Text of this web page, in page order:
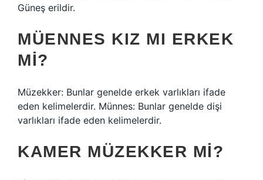
Güneş erildir.
MÜENNES KIZ MI ERKEK
MI?
Müzekker: Bunlar genelde erkek varlıkları ifade
eden kelimelerdir. Münnes: Bunlar genelde dişi
varlıkları ifade eden kelimelerdir.
KAMER MÜZEKKER MI?